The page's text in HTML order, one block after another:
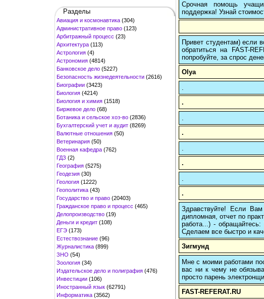
Разделы
Авиация и космонавтика (304)
Административное право (123)
Арбитражный процесс (23)
Архитектура (113)
Астрология (4)
Астрономия (4814)
Банковское дело (5227)
Безопасность жизнедеятельности (2616)
Биографии (3423)
Биология (4214)
Биология и химия (1518)
Биржевое дело (68)
Ботаника и сельское хоз-во (2836)
Бухгалтерский учет и аудит (8269)
Валютные отношения (50)
Ветеринария (50)
Военная кафедра (762)
ГДЗ (2)
География (5275)
Геодезия (30)
Геология (1222)
Геополитика (43)
Государство и право (20403)
Гражданское право и процесс (465)
Делопроизводство (19)
Деньги и кредит (108)
ЕГЭ (173)
Естествознание (96)
Журналистика (899)
ЗНО (54)
Зоология (34)
Издательское дело и полиграфия (476)
Инвестиции (106)
Иностранный язык (62791)
Информатика (3562)
Срочная помощь
поддержка! Узнай
Привет студентам) если
обратиться на FAST-
попробуйте, за спрос
Olya
.
.
.
.
.
.
.
.
Здравствуйте! Если
дипломная, отчет по
работа...) -
Сделаем все быстро и
Зигмунд
Мне с моими работами
вас ни к чему не
просто парень
FAST-REFERAT.RU